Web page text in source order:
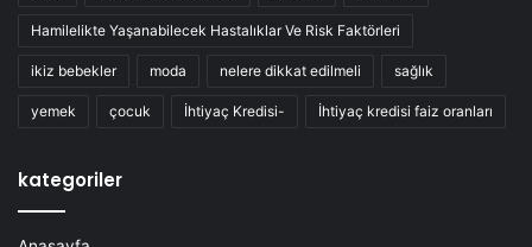
Hamilelikte Yaşanabilecek Hastalıklar Ve Risk Faktörleri
ikiz bebekler moda nelere dikkat edilmeli sağlık
yemek çocuk İhtiyaç Kredisi- İhtiyaç kredisi faiz oranları
kategoriler